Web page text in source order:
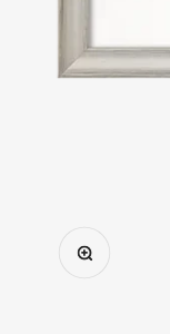
Bild vergrößern